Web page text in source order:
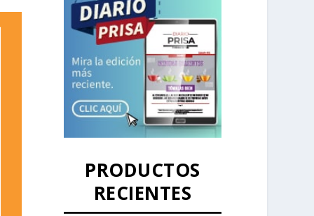
PRODUCTOS
RECIENTES